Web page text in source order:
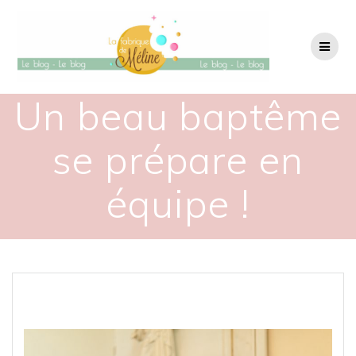
contenu
Un beau baptême
se prépare en
équipe !